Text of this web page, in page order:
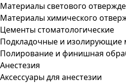
Материалы светового
Материалы химического
Цементы стоматологические
Подкладочные и изолирующие
Полирование и финишная
Анестезия
Аксессуары для анестезии